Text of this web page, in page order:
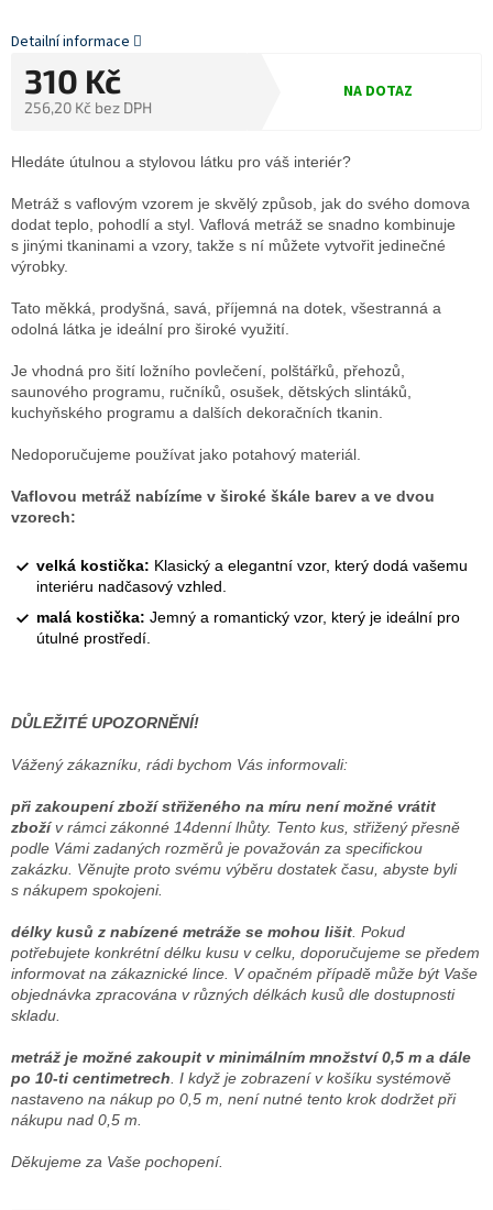
310 Kč
256,20 Kč bez DPH
NA DOTAZ
Hledáte útulnou a stylovou látku pro váš interiér?
Metráž s vaflovým vzorem je skvělý způsob, jak do svého domova
dodat teplo, pohodlí a styl. Vaflová metráž se snadno kombinuje
s jinými tkaninami a vzory, takže s ní můžete vytvořit jedinečné
výrobky.
Tato měkká, prodyšná, savá, příjemná na dotek, všestranná a
odolná látka je ideální pro široké využití.
Je vhodná pro šití ložního povlečení, polštářků, přehozů,
saunového programu, ručníků, osušek, dětských slintáků,
kuchyňského programu a dalších dekoračních tkanin.
Nedoporučujeme používat jako potahový materiál.
Vaflovou metráž nabízíme v široké škále barev a ve dvou
vzorech:
velká kostička: Klasický a elegantní vzor, který dodá vašemu
interiéru nadčasový vzhled.
malá kostička: Jemný a romantický vzor, který je ideální pro
útulné prostředí.
DŮLEŽITÉ UPOZORNĚNÍ!
Vážený zákazníku, rádi bychom Vás informovali:
při zakoupení zboží střiženého na míru není možné vrátit
zbožív rámci zákonné 14denní lhůty. Tento kus, střižený přesně
podle Vámi zadaných rozměrů je považován za specifickou
zakázku. Věnujte proto svému výběru dostatek času, abyste byli
s nákupem spokojeni.
délky kusů z nabízené metráže se mohou lišit. Pokud
potřebujete konkrétní délku kusu v celku, doporučujeme se předem
informovat na zákaznické lince. V opačném případě může být Vaše
objednávka zpracována v různých délkách kusů dle dostupnosti
skladu.
metráž je možné zakoupit v minimálním množství 0,5 m a dále
po 10-ti centimetrech. I když je zobrazení v košíku systémově
nastaveno na nákup po 0,5 m, není nutné tento krok dodržet při
nákupu nad 0,5 m.
Děkujeme za Vaše pochopení.
Detailní informace